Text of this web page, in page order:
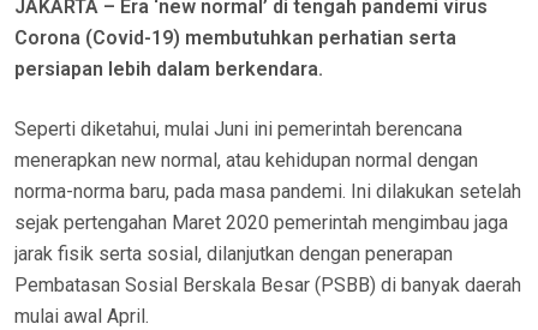
JAKARTA – Era ‘new normal’ di tengah pandemi virus
Corona (Covid-19) membutuhkan perhatian serta
persiapan lebih dalam berkendara.
Seperti diketahui, mulai Juni ini pemerintah berencana
menerapkan new normal, atau kehidupan normal dengan
norma-norma baru, pada masa pandemi. Ini dilakukan setelah
sejak pertengahan Maret 2020 pemerintah mengimbau jaga
jarak fisik serta sosial, dilanjutkan dengan penerapan
Pembatasan Sosial Berskala Besar (PSBB) di banyak daerah
mulai awal April.